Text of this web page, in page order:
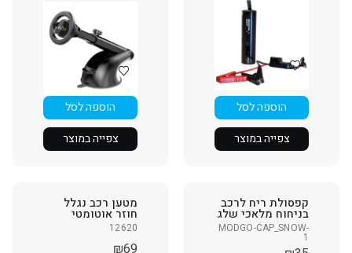
הוספה לסל
צפייה במוצר
הוספה לסל
צפייה במוצר
קפסולת ריח לרכב
בניחוח מלאכי שלג
MODGO-CAP_SNOW-
1
מטען רכב נגלל
חוזר אוטומטי
12620